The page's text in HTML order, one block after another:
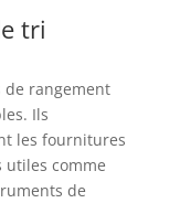
tri
de rangement
Ils
les fournitures
utiles comme
de